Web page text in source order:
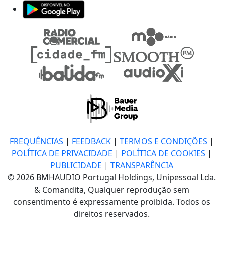
FREQUÊNCIAS | FEEDBACK| TERMOS E CONDIÇÕES |
POLÍTICA DE PRIVACIDADE | POLÍTICA DE COOKIES |
PUBLICIDADE | TRANSPARÊNCIA
© 2026 BMHAUDIO Portugal Holdings, Unipessoal Lda.
& Comandita, Qualquer reprodução sem
consentimento é expressamente proibida. Todos os
direitos reservados.